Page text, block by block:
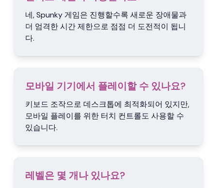
네, Spunky 게임은 진행할수록 새로운 장애물과
더 엄격한 시간 제한으로 점점 더 도전적이 됩니
다.
모바일 기기에서 플레이할 수 있나요?
키보드 조작으로 데스크톱에 최적화되어 있지만,
모바일 플레이를 위한 터치 컨트롤도 사용할 수
있습니다.
레벨은 몇 개나 있나요?